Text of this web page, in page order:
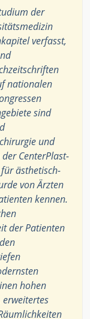
der
verfasst,
nationalen
sind
und
CenterPlast-
ästhetisch-
von Ärzten
kennen.
der Patienten
hohen